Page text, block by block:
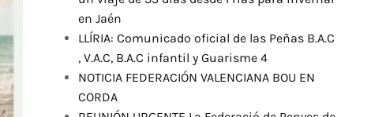
en Jaén
LLÍRIA: Comunicado oficial de las Peñas B.A.C
, V.A.C, B.A.C infantil y Guarisme 4
NOTICIA FEDERACIÓN VALENCIANA BOU EN
CORDA